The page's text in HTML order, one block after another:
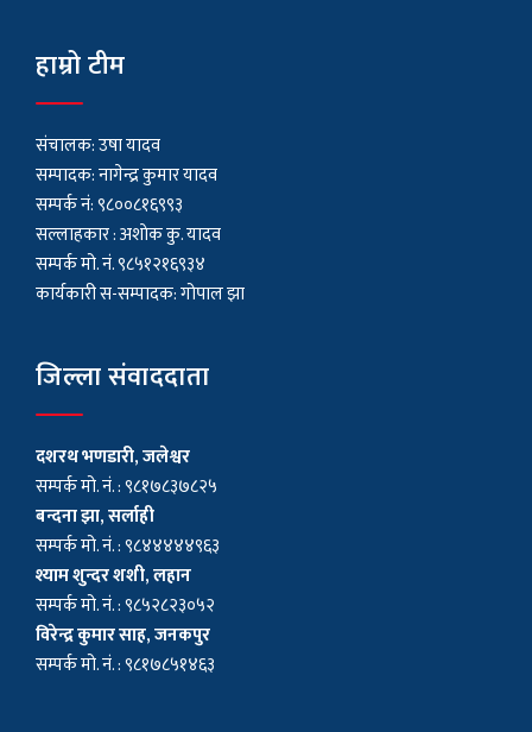
हाम्रो टीम
संचालक: उषा यादव
सम्पादक: नागेन्द्र कुमार यादव
सम्पर्क नं: ९८००८१६९९३
सल्लाहकार : अशाेक कु. यादव
सम्पर्क मो. नं. ९८५१२१६९३४
कार्यकारी स-सम्पादक: गोपाल झा
जिल्ला संवाददाता
दशरथ भणडारी, जलेश्वर
सम्पर्क मो. नं. : ९८१७८३७८२५
बन्दना झा, सर्लाही
सम्पर्क मो. नं. : ९८४४४४४९६३
श्याम शुन्दर शशी, लहान
सम्पर्क मो. नं. : ९८५२८२३०५२
विरेन्द्र कुमार साह, जनकपुर
सम्पर्क मो. नं. : ९८१७८५१४६३